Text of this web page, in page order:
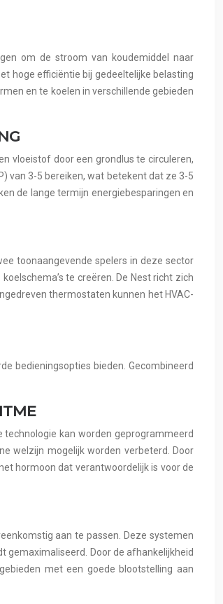
om de stroom van koudemiddel naar
hoge efficiëntie bij gedeeltelijke belasting
en te koelen in verschillende gebieden
vloeistof door een grondlus te circuleren,
van 3-5 bereiken, wat betekent dat ze 3-5
de lange termijn energiebesparingen en
toonaangevende spelers in deze sector
te creëren. De Nest richt zich
thermostaten kunnen het HVAC-
bedieningsopties bieden. Gecombineerd
kan worden geprogrammeerd
welzijn mogelijk worden verbeterd. Door
hormoon dat verantwoordelijk is voor de
aan te passen. Deze systemen
gemaximaliseerd. Door de afhankelijkheid
met een goede blootstelling aan